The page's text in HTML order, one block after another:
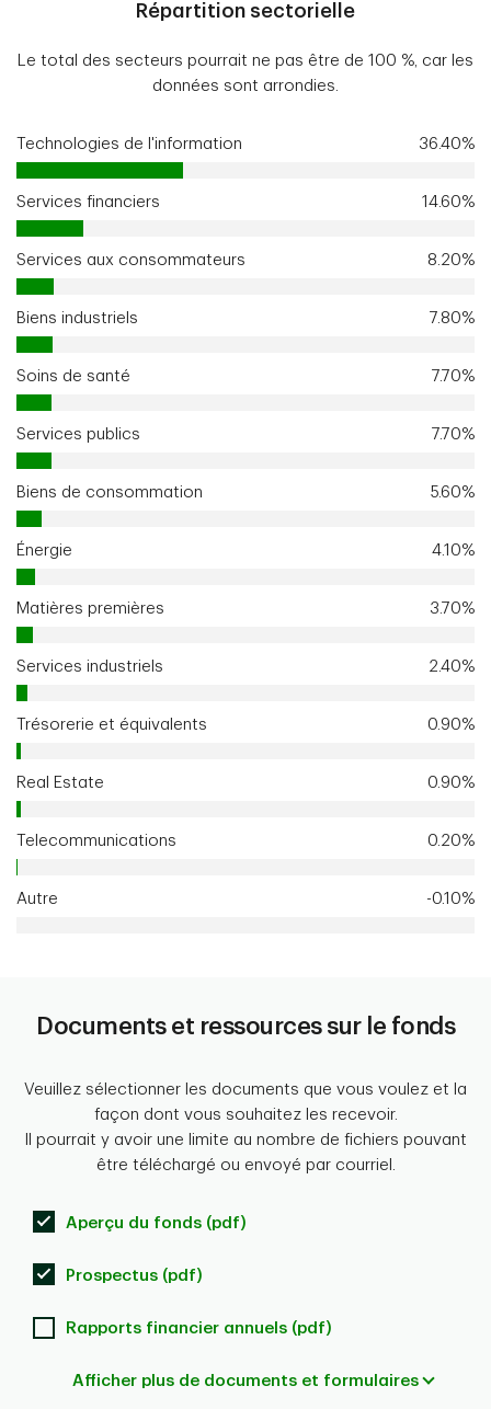
Répartition sectorielle
Le total des secteurs pourrait ne pas être de 100 %, car les
données sont arrondies.
Technologies de l'information 36.40%
Services financiers 14.60%
Services aux consommateurs 8.20%
Biens industriels 7.80%
Soins de santé 7.70%
Services publics 7.70%
Biens de consommation 5.60%
Énergie 4.10%
Matières premières 3.70%
Services industriels 2.40%
Trésorerie et équivalents 0.90%
Real Estate 0.90%
Telecommunications 0.20%
Autre -0.10%
Documents et ressources sur le fonds
Veuillez sélectionner les documents que vous voulez et la
façon dont vous souhaitez les recevoir.
Il pourrait y avoir une limite au nombre de fichiers pouvant
être téléchargé ou envoyé par courriel.
Aperçu du fonds (pdf)
Prospectus (pdf)
Rapports financier annuels (pdf)
Afficher plus de documents et formulaires